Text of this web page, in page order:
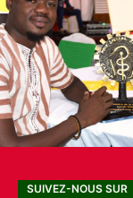
SUIVEZ-NOUS SUR